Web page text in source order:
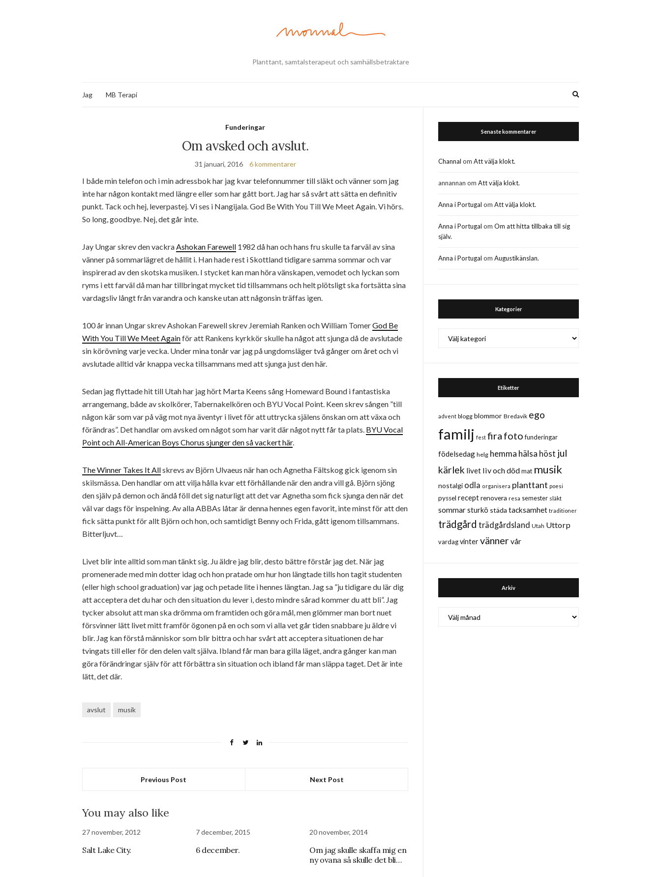
Planttant, samtalsterapeut och samhällsbetraktare
Jag MB Terapi
Funderingar
Om avsked och avslut.
31 januari, 2016 6 kommentarer
I både min telefon och i min adressbok har jag kvar telefonnummer till släkt och vänner som jag
inte har någon kontakt med längre eller som har gått bort. Jag har så svårt att sätta en definitiv
punkt. Tack och hej, leverpastej. Vi ses i Nangijala. God Be With You Till We Meet Again. Vi hörs.
So long, goodbye. Nej, det går inte.
Jay Ungar skrev den vackraAshokan Farewell 1982 då han och hans fru skulle ta farväl av sina
vänner på sommarlägret de hållit i. Han hade rest i Skottland tidigare samma sommar och var
inspirerad av den skotska musiken. I stycket kan man höra vänskapen, vemodet och lyckan som
ryms i ett farväl då man har tillbringat mycket tid tillsammans och helt plötsligt ska fortsätta sina
vardagsliv långt från varandra och kanske utan att någonsin träffas igen.
100 år innan Ungar skrev Ashokan Farewell skrev Jeremiah Ranken och William TomerGod Be
With You Till We Meet Againför att Rankens kyrkkör skulle ha något att sjunga då de avslutade
sin körövning varje vecka. Under mina tonår var jag på ungdomsläger två gånger om året och vi
avslutade alltid vår knappa vecka tillsammans med att sjunga just den här.
Sedan jag flyttade hit till Utah har jag hört Marta Keens sång Homeward Bound i fantastiska
arrangemang, både av skolkörer, Tabernakelkören och BYU Vocal Point. Keen skrev sången ”till
någon kär som var på väg mot nya äventyr i livet för att uttrycka själens önskan om att växa och
förändras”. Det handlar om avsked om något som har varit där något nytt får ta plats. BYU Vocal
Point och All-American Boys Chorus sjunger den så vackert här.
The Winner Takes It Allskrevs av Björn Ulvaeus när han och Agnetha Fältskog gick igenom sin
skilsmässa. Den handlar om att vilja hålla kvar ett förhållande när den andra vill gå. Björn sjöng
den själv på demon och ändå föll det sig naturligt att det var Agnetha som fick sjunga den när det
väl var dags för inspelning. Av alla ABBAs låtar är denna hennes egen favorit, inte minst för att den
fick sätta punkt för allt Björn och hon, och samtidigt Benny och Frida, gått igenom tillsammans.
Bitterljuvt…
Livet blir inte alltid som man tänkt sig. Ju äldre jag blir, desto bättre förstår jag det. När jag
promenerade med min dotter idag och hon pratade om hur hon längtade tills hon tagit studenten
(eller high school graduation) var jag och petade lite i hennes längtan. Jag sa ”ju tidigare du lär dig
att acceptera det du har och den situation du lever i, desto mindre sårad kommer du att bli”. Jag
tycker absolut att man ska drömma om framtiden och göra mål, men glömmer man bort nuet
försvinner lätt livet mitt framför ögonen på en och som vi alla vet går tiden snabbare ju äldre vi
blir. Jag kan förstå människor som blir bittra och har svårt att acceptera situationen de har
tvingats till eller för den delen valt själva. Ibland får man bara gilla läget, andra gånger kan man
göra förändringar själv för att förbättra sin situation och ibland får man släppa taget. Det är inte
lätt, det där.
avslut musik
Previous Post Next Post
You may also like
27 november, 2012
Salt Lake City.
7 december, 2015
6 december.
20 november, 2014
Om jag skulle skaffa mig en
ny ovana så skulle det bli…
Senaste kommentarer
Channal omAtt välja klokt.
annannan omAtt välja klokt.
Anna i Portugal omAtt välja klokt.
Anna i Portugal omOm att hitta tillbaka till sig
själv.
Anna i Portugal omAugustikänslan.
Kategorier
Etiketter
advent blogg blommor Bredavik ego
familj fest fira foto funderingar
födelsedag helg hemma hälsa höst jul
kärlek livet liv och död mat musik
nostalgi odla organisera planttant poesi
pyssel receptrenovera resa semester släkt
sommarsturkö städa tacksamhet traditioner
trädgård trädgårdsland Utah Uttorp
vardag vintervänner vår
Arkiv